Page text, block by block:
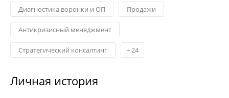
Диагностика воронки и ОП Продажи
Антикризисный менеджмент
Стратегический консалтинг +24
Личная история